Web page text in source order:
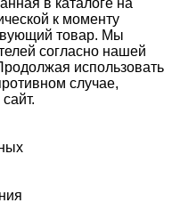
к моменту
товар. Мы
согласно нашей
использовать
случае,